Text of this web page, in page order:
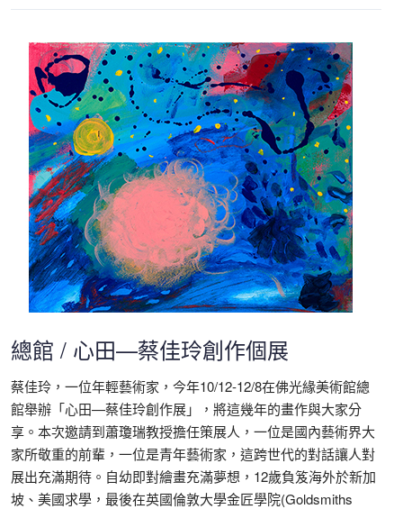
總館 / 心田—蔡佳玲創作個展
蔡佳玲，一位年輕藝術家，今年10/12-12/8在佛光緣美術館總
館舉辦「心田—蔡佳玲創作展」，將這幾年的畫作與大家分
享。本次邀請到蕭瓊瑞教授擔任策展人，一位是國內藝術界大
家所敬重的前輩，一位是青年藝術家，這跨世代的對話讓人對
展出充滿期待。自幼即對繪畫充滿夢想，12歲負笈海外於新加
坡、美國求學，最後在英國倫敦大學金匠學院(Goldsmiths